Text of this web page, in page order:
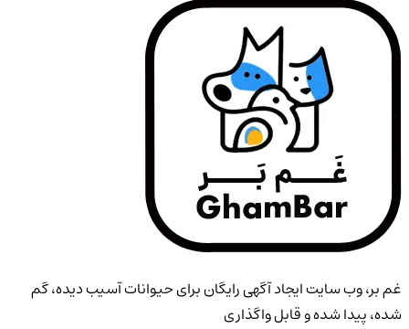
غم بر، وب سایت ایجاد آگهی رایگان برای حیوانات آسیب دیده، گم
شده، پیدا شده و قابل واگذاری